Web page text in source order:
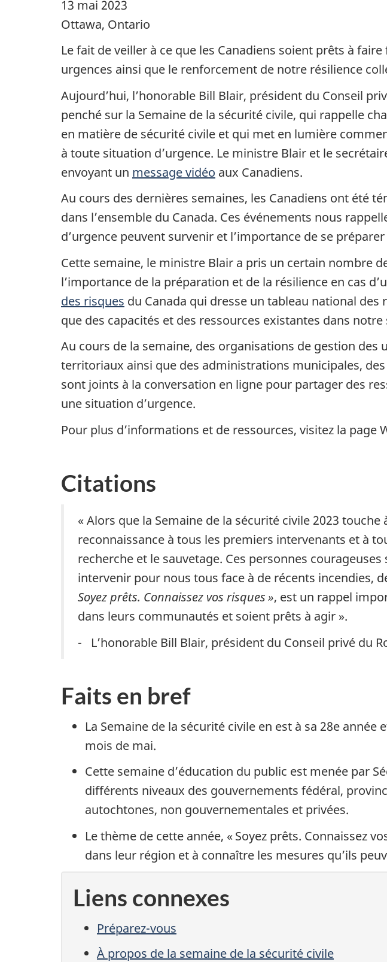
13 mai 2023
Ottawa, Ontario
Le fait de veiller à ce que les Canadiens soient prêts à
urgences ainsi que le renforcement de notre résilience
Aujourd’hui, l’honorable Bill Blair, président du Conseil
penché sur la Semaine de la sécurité civile, qui rappelle
en matière de sécurité civile et qui met en lumière
à toute situation d’urgence. Le ministre Blair et le
envoyant un message vidéo aux Canadiens.
Au cours des dernières semaines, les Canadiens ont été
dans l’ensemble du Canada. Ces événements nous
d’urgence peuvent survenir et l’importance de se préparer
Cette semaine, le ministre Blair a pris un certain nombre
l’importance de la préparation et de la résilience en cas
des risques du Canada qui dresse un tableau national
que des capacités et des ressources existantes dans
Au cours de la semaine, des organisations de gestion
territoriaux ainsi que des administrations municipales,
sont joints à la conversation en ligne pour partager des
une situation d’urgence.
Pour plus d’informations et de ressources, visitez la page
Citations
« Alors que la Semaine de la sécurité civile 2023
reconnaissance à tous les premiers intervenants et à
recherche et le sauvetage. Ces personnes
intervenir pour nous tous face à de récents incendies,
Soyez prêts. Connaissez vos risques », est un rappel
dans leurs communautés et soient prêts à agir ».
- L’honorable Bill Blair, président du Conseil privé du
Faits en bref
La Semaine de la sécurité civile en est à sa 28e
mois de mai.
Cette semaine d’éducation du public est menée par
différents niveaux des gouvernements fédéral,
autochtones, non gouvernementales et privées.
Le thème de cette année, « Soyez prêts. Connaissez
dans leur région et à connaître les mesures qu’ils
Liens connexes
Préparez-vous
À propos de la semaine de la sécurité civile